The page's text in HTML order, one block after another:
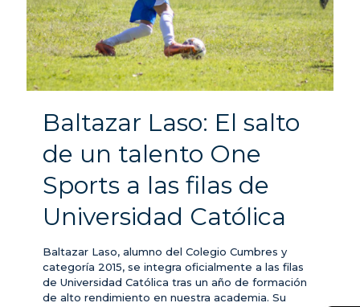
Baltazar Laso: El salto
de un talento One
Sports a las filas de
Universidad Católica
Baltazar Laso, alumno del Colegio Cumbres y
categoría 2015, se integra oficialmente a las filas
de Universidad Católica tras un año de formación
de alto rendimiento en nuestra academia. Su